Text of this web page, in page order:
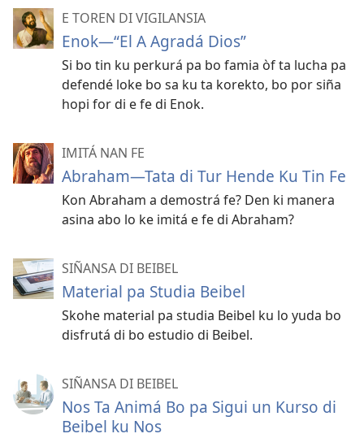
E TOREN DI VIGILANSIA
Enok—“El A Agradá Dios”
Si bo tin ku perkurá pa bo famia òf ta lucha pa
defendé loke bo sa ku ta korekto, bo por siña
hopi for di e fe di Enok.
IMITÁ NAN FE
Abraham—Tata di Tur Hende Ku Tin Fe
Kon Abraham a demostrá fe? Den ki manera
asina abo lo ke imitá e fe di Abraham?
SIÑANSA DI BEIBEL
Material pa Studia Beibel
Skohe material pa studia Beibel ku lo yuda bo
disfrutá di bo estudio di Beibel.
SIÑANSA DI BEIBEL
Nos Ta Animá Bo pa Sigui un Kurso di
Beibel ku Nos